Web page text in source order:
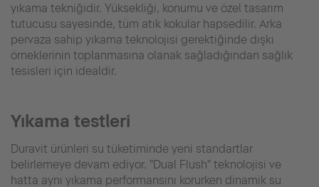
yıkama tekniğidir. Yüksekliği, konumu ve özel tasarım
tutucusu sayesinde, tüm atık kokular hapsedilir. Arka
pervaza sahip yıkama teknolojisi gerektiğinde dışkı
örneklerinin toplanmasına olanak sağladığından sağlık
tesisleri için idealdir.
Yıkama testleri
Duravit ürünleri su tüketiminde yeni standartlar
belirlemeye devam ediyor. "Dual Flush" teknolojisi ve
hatta aynı yıkama performansını korurken dinamik su